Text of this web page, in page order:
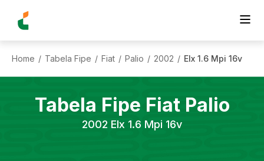
Home / Tabela Fipe / Fiat / Palio / 2002 / Elx 1.6 Mpi 16v
Tabela Fipe Fiat Palio
2002 Elx 1.6 Mpi 16v